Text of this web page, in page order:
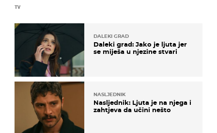
TV
DALEKI GRAD
Daleki grad: Jako je ljuta jer
se miješa u njezine stvari
NASLJEDNIK
Nasljednik: Ljuta je na njega i
zahtjeva da učini nešto